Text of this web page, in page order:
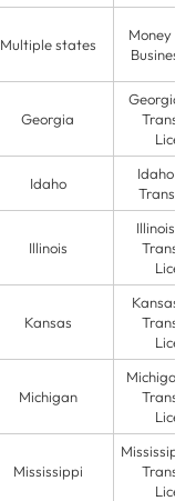
Multiple states
Money
Business
Georgia
Georgia
Idaho
Idaho
Illinois
Illinois
Kansas
Kansas
Michigan
Michigan
Mississippi
Mississippi